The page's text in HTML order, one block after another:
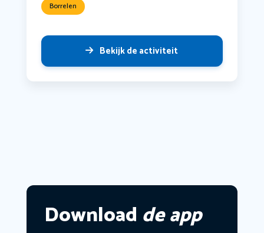
Borrelen
Bekijk de activiteit
Download de app